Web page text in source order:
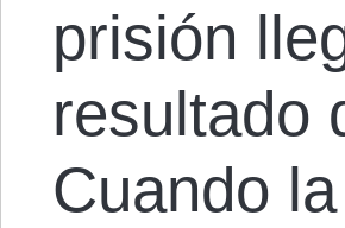
prisión
resultado
Cuando